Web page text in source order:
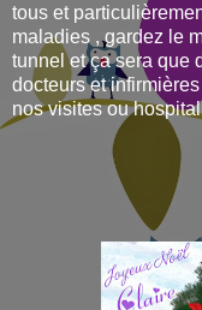
tous et
maladies , gardez le
tunnel et ça sera que
docteurs et
nos visites ou